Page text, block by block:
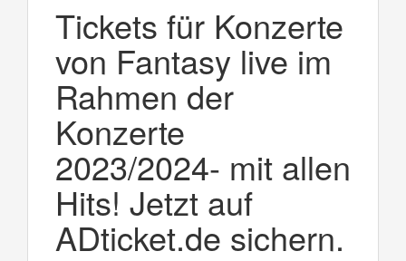
Tickets für Konzerte
von Fantasy live im
Rahmen der
Konzerte
2023/2024- mit allen
Hits! Jetzt auf
ADticket.de sichern.